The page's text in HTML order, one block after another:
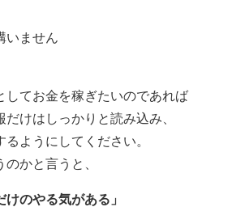
いません
してお金を稼ぎたいのであれば
だけはしっかりと読み込み、
ようにしてください。
かと言うと、
けのやる気がある」